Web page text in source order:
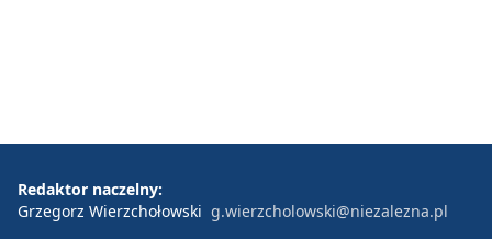
Redaktor naczelny:
Grzegorz Wierzchołowski g.wierzcholowski@niezalezna.pl